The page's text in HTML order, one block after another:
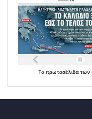
Τα πρωτοσέλιδα των